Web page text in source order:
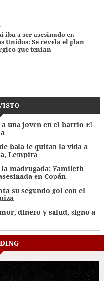
iba a ser asesinado en
Unidos: Se revela el plan
que tenían
una joven en el barrio El
bala le quitan la vida a
Lempira
madrugada: Yamileth
en Copán
su segundo gol con el
dinero y salud, signo a